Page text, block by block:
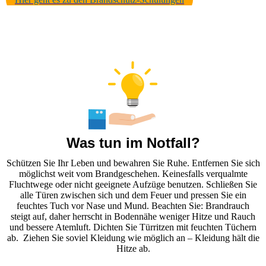
Was tun im Notfall?
Schützen Sie Ihr Leben und bewahren Sie Ruhe. Entfernen Sie sich
möglichst weit vom Brandgeschehen. Keinesfalls verqualmte
Fluchtwege oder nicht geeignete Aufzüge benutzen. Schließen Sie
alle Türen zwischen sich und dem Feuer und pressen Sie ein
feuchtes Tuch vor Nase und Mund. Beachten Sie: Brandrauch
steigt auf, daher herrscht in Bodennähe weniger Hitze und Rauch
und bessere Atemluft. Dichten Sie Türritzen mit feuchten Tüchern
ab. Ziehen Sie soviel Kleidung wie möglich an – Kleidung hält die
Hitze ab.